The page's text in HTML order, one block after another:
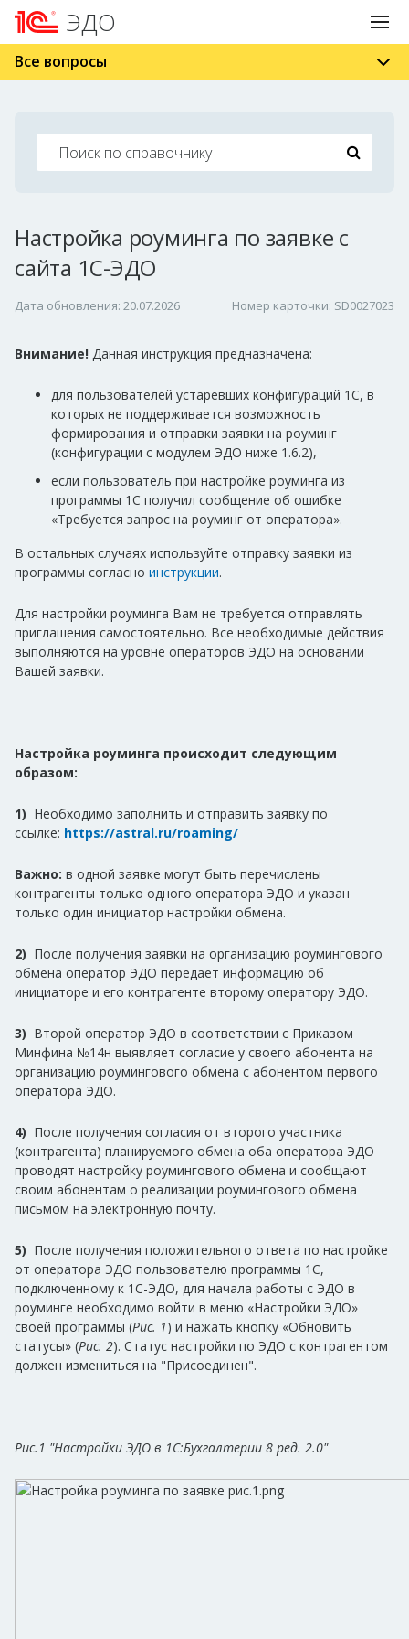
ЭДО
Все вопросы
Настройка роуминга по заявке с
сайта 1С-ЭДО
Дата обновления: 20.07.2026 Номер карточки: SD0027023
Внимание! Данная инструкция предназначена:
для пользователей устаревших конфигураций 1С, в
которых не поддерживается возможность
формирования и отправки заявки на роуминг
(конфигурации с модулем ЭДО ниже 1.6.2),
если пользователь при настройке роуминга из
программы 1С получил сообщение об ошибке
«Требуется запрос на роуминг от оператора».
В остальных случаях используйте отправку заявки из
программы согласно инструкции.
Для настройки роуминга Вам не требуется отправлять
приглашения самостоятельно. Все необходимые действия
выполняются на уровне операторов ЭДО на основании
Вашей заявки.
Настройка роуминга происходит следующим
образом:
1) Необходимо заполнить и отправить заявку по
ссылке: https://astral.ru/roaming/
Важно: в одной заявке могут быть перечислены
контрагенты только одного оператора ЭДО и указан
только один инициатор настройки обмена.
2) После получения заявки на организацию роумингового
обмена оператор ЭДО передает информацию об
инициаторе и его контрагенте второму оператору ЭДО.
3) Второй оператор ЭДО в соответствии с Приказом
Минфина №14н выявляет согласие у своего абонента на
организацию роумингового обмена с абонентом первого
оператора ЭДО.
4) После получения согласия от второго участника
(контрагента) планируемого обмена оба оператора ЭДО
проводят настройку роумингового обмена и сообщают
своим абонентам о реализации роумингового обмена
письмом на электронную почту.
5) После получения положительного ответа по настройке
от оператора ЭДО пользователю программы 1С,
подключенному к 1С-ЭДО, для начала работы с ЭДО в
роуминге необходимо войти в меню «Настройки ЭДО»
своей программы (Рис. 1) и нажать кнопку «Обновить
статусы» (Рис. 2). Статус настройки по ЭДО с контрагентом
должен измениться на "Присоединен".
Рис.1 "Настройки ЭДО в 1С:Бухгалтерии 8 ред. 2.0"